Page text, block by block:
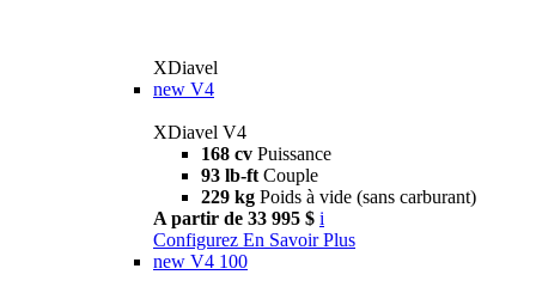
XDiavel
new V4
XDiavel V4
168 cv Puissance
93 lb-ft Couple
229 kg Poids à vide (sans carburant)
A partir de 33 995 $ i
Configurez En Savoir Plus
new V4 100